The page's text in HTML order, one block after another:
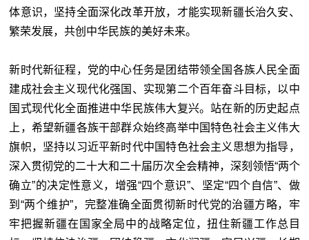
体意识，坚持全面深化改革开放，才能实现新疆长治久安、
繁荣发展，共创中华民族的美好未来。
新时代新征程，党的中心任务是团结带领全国各族人民全面
建成社会主义现代化强国、实现第二个百年奋斗目标，以中
国式现代化全面推进中华民族伟大复兴。站在新的历史起点
上，希望新疆各族干部群众始终高举中国特色社会主义伟大
旗帜，坚持以习近平新时代中国特色社会主义思想为指导，
深入贯彻党的二十大和二十届历次全会精神，深刻领悟“两个
确立”的决定性意义，增强“四个意识”、坚定“四个自信”、做
到“两个维护”，完整准确全面贯彻新时代党的治疆方略，牢
牢把握新疆在国家全局中的战略定位，扭住新疆工作总目